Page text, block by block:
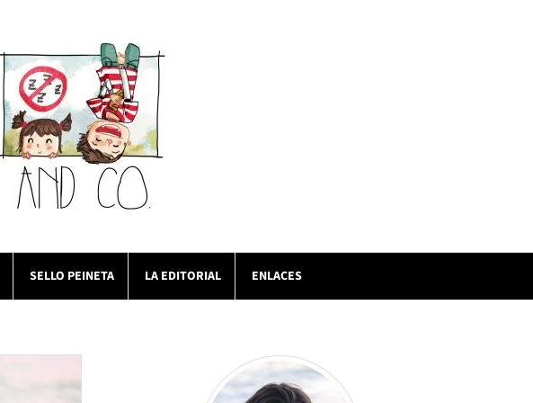
SELLO PEINETA LA EDITORIAL ENLACES